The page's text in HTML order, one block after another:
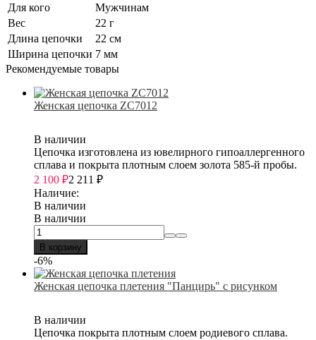
Для кого
Мужчинам
Вес
22 г
Длина цепочки
22 см
Ширина цепочки 7 мм
Рекомендуемые товары
Женская цепочка ZC7012
В наличии
Цепочка изготовлена из ювелирного гипоаллергенного
сплава и покрыта плотным слоем золота 585-й пробы.
2 100 ₽2 211 ₽
Наличие:
В наличии
В наличии
В корзину
-6%
Женская цепочка плетения "Панцирь" с рисунком
В наличии
Цепочка покрыта плотным слоем родиевого сплава.